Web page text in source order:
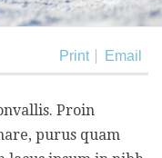
Print Email
Proin
purus quam